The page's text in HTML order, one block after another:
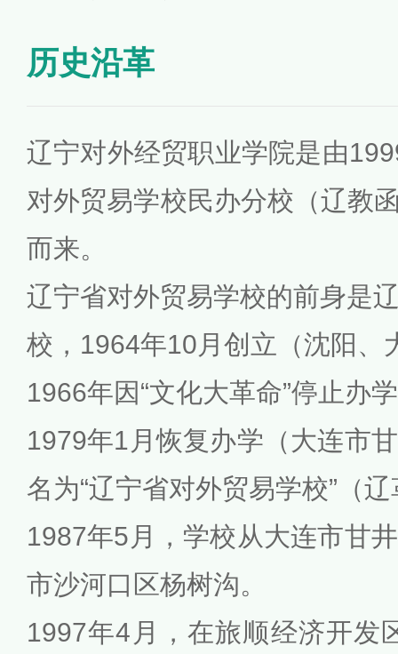
历史沿革
辽宁对外经贸职业学院是由
对外贸易学校民办分校（辽教
而来。
辽宁省对外贸易学校的前身是
校，1964年10月创立（沈阳、
1966年因“文化大革命”停止办
1979年1月恢复办学（大连市
名为“辽宁省对外贸易学校”（
1987年5月，学校从大连市甘
市沙河口区杨树沟。
1997年4月，在旅顺经济开发